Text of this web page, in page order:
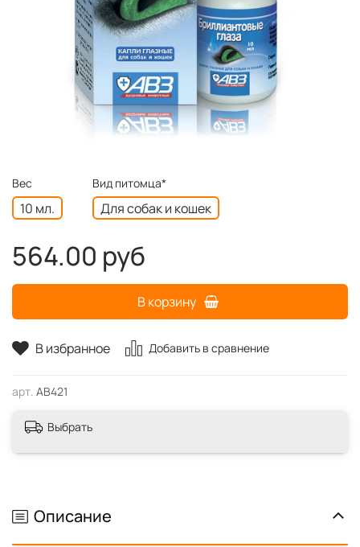
В избранное Добавить в сравнение
арт. АВ421
Вес
10 мл.
Вид питомца*
Для собак и кошек
564.00 руб
В корзину
Выбрать
Описание